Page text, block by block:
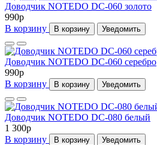
Доводчик NOTEDO DC-060 золото
990p
В корзину
В корзину Уведомить
Доводчик NOTEDO DC-060 серебро
990p
В корзину
В корзину Уведомить
Доводчик NOTEDO DC-080 белый
1 300p
В корзину
В корзину Уведомить